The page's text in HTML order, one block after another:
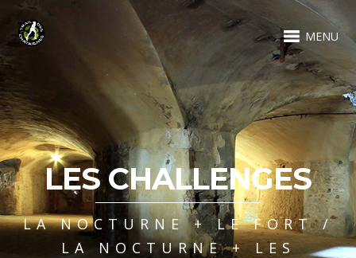
MENU
LES CHALLENGES
LA NOCTURNE + LE FORT /
LA NOCTURNE + LES